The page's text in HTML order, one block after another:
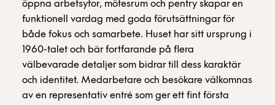
öppna arbetsytor, mötesrum och pentry skapar en
funktionell vardag med goda förutsättningar för
både fokus och samarbete. Huset har sitt ursprung i
1960-talet och bär fortfarande på flera
välbevarade detaljer som bidrar till dess karaktär
och identitet. Medarbetare och besökare välkomnas
av en representativ entré som ger ett fint första